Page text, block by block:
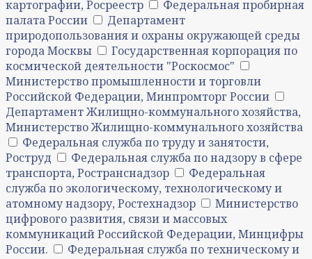
картографии, Росреестр
Федеральная пробирная
палата России
Департамент
природопользования и охраны окружающей среды
города Москвы
Государственная корпорация по
космической деятельности "Роскосмос"
Министерство промышленности и торговли
Российской Федерации, Минпромторг России
Департамент Жилищно-коммунального хозяйства,
Министерство Жилищно-коммунального хозяйства
Федеральная служба по труду и занятости,
Роструд
Федеральная служба по надзору в сфере
транспорта, Ространснадзор
Федеральная
служба по экологическому, технологическому и
атомному надзору, Ростехнадзор
Министерство
цифрового развития, связи и массовых
коммуникаций Российской Федерации, Минцифры
России.
Федеральная служба по техническому и